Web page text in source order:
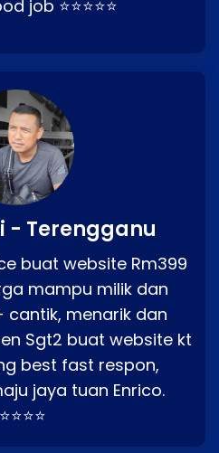
job ⭐⭐⭐⭐⭐
- Terengganu
buat website Rm399
mampu milik dan
cantik, menarik dan
Sgt2 buat website kt
best fast respon,
jaya tuan Enrico.